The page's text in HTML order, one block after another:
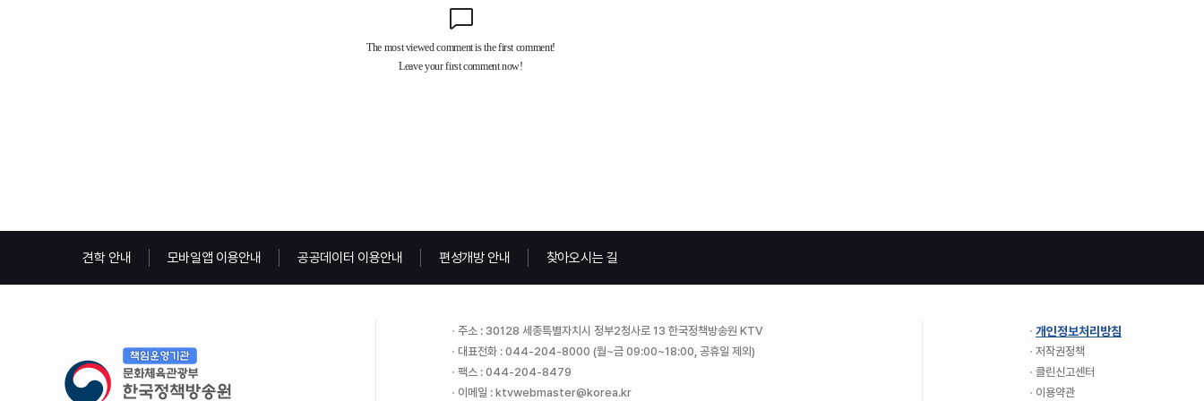
견학 안내 모바일앱 이용안내 공공데이터 이용안내 편성개방 안내 찾아오시는 길
주소 : 30128 세종특별자치시 정부2청사로 13 한국정책방송원 KTV
대표전화 : 044-204-8000 (월~금 09:00~18:00, 공휴일 제외)
팩스 : 044-204-8479
이메일 : ktvwebmaster@korea.kr
개인정보처리방침
저작권정책
클린신고센터
이용약관